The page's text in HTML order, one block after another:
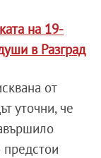
на 19-
в Разград
от
уточни, че
предстои